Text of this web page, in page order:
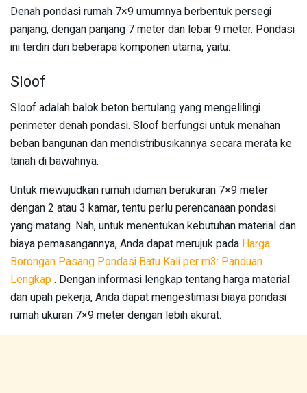
Denah pondasi rumah 7×9 umumnya berbentuk persegi
panjang, dengan panjang 7 meter dan lebar 9 meter. Pondasi
ini terdiri dari beberapa komponen utama, yaitu:
Sloof
Sloof adalah balok beton bertulang yang mengelilingi
perimeter denah pondasi. Sloof berfungsi untuk menahan
beban bangunan dan mendistribusikannya secara merata ke
tanah di bawahnya.
Untuk mewujudkan rumah idaman berukuran 7×9 meter
dengan 2 atau 3 kamar, tentu perlu perencanaan pondasi
yang matang. Nah, untuk menentukan kebutuhan material dan
biaya pemasangannya, Anda dapat merujuk pada Harga
Borongan Pasang Pondasi Batu Kali per m3: Panduan
Lengkap. Dengan informasi lengkap tentang harga material
dan upah pekerja, Anda dapat mengestimasi biaya pondasi
rumah ukuran 7×9 meter dengan lebih akurat.